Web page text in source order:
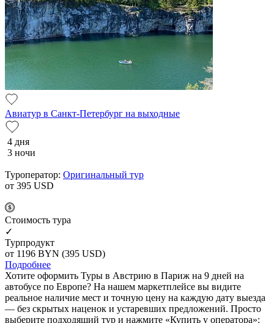
Авиатур в Санкт-Петербург на выходные
4 дня
3 ночи
Туроператор: Оригинальный тур
от 395 USD
Cтоимость тура
✓
Турпродукт
от 1196 BYN (395 USD)
Подробнее
Хотите оформить Туры в Австрию в Париж на 9 дней на
автобусе по Европе? На нашем маркетплейсе вы видите
реальное наличие мест и точную цену на каждую дату выезда
— без скрытых наценок и устаревших предложений. Просто
выберите подходящий тур и нажмите «Купить у оператора»: